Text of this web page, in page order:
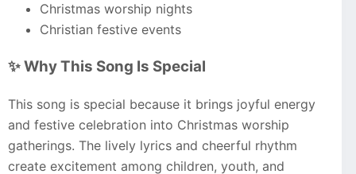
Christmas worship nights
Christian festive events
✨ Why This Song Is Special
This song is special because it brings joyful energy
and festive celebration into Christmas worship
gatherings. The lively lyrics and cheerful rhythm
create excitement among children, youth, and